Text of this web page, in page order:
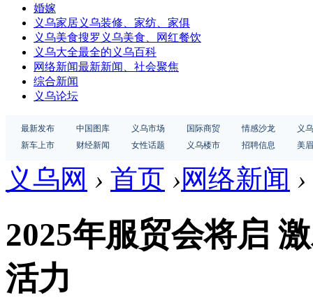
婚嫁
义乌家居义乌装修、家纺、家俱
义乌美食搜罗义乌美食、网红餐饮
义乌大全最全的义乌百科
网络新闻最新新闻、社会聚焦
综合新闻
义乌论坛
最新发布 中国图库 义乌市场 国际商贸 情感沙龙
义
新车上市
财经新闻 女性话题 义乌楼市 招聘信息 美
义乌网 › 首页 ›网络新闻 ›
2025年服贸会将启
活力